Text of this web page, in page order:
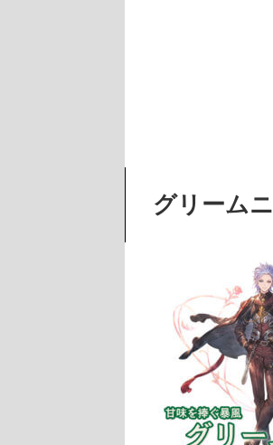
グリーム